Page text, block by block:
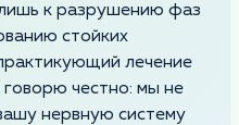
к разрушению фаз
стойких
лечение
честно: мы не
нервную систему